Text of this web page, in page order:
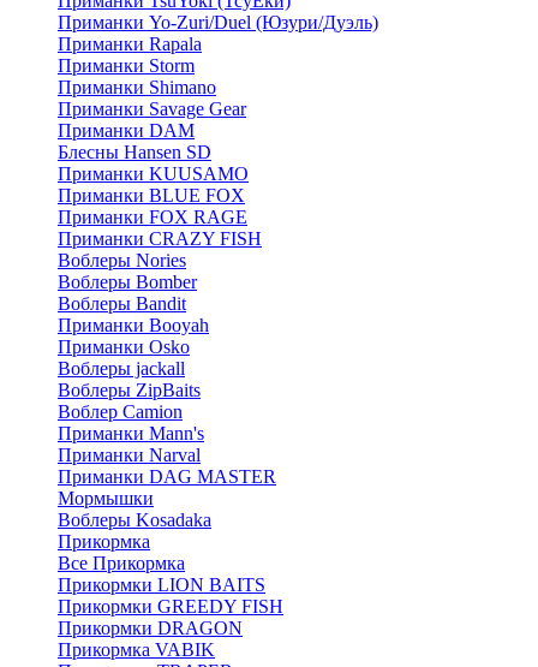
Приманки Yo-Zuri/Duel (Юзури/Дуэль)
Приманки Rapala
Приманки Storm
Приманки Shimano
Приманки Savage Gear
Приманки DAM
Блесны Hansen SD
Приманки KUUSAMO
Приманки BLUE FOX
Приманки FOX RAGE
Приманки CRAZY FISH
Воблеры Nories
Воблеры Bomber
Воблеры Bandit
Приманки Booyah
Приманки Osko
Воблеры jackall
Воблеры ZipBaits
Воблер Camion
Приманки Mann's
Приманки Narval
Приманки DAG MASTER
Мормышки
Воблеры Kosadaka
Прикормка
Все Прикормка
Прикормки LION BAITS
Прикормки GREEDY FISH
Прикормки DRAGON
Прикормка VABIK